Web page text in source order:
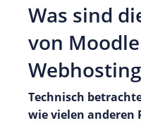
Was sind
von
Technisch
wie vielen anderen